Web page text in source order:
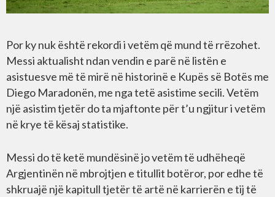
Por ky nuk është rekordi i vetëm që mund të rrëzohet.
Messi aktualisht ndan vendin e parë në listën e
asistuesve më të mirë në historinë e Kupës së Botës me
Diego Maradonën, me nga tetë asistime secili. Vetëm
një asistim tjetër do ta mjaftonte për t’u ngjitur i vetëm
në krye të kësaj statistike.
Messi do të ketë mundësinë jo vetëm të udhëheqë
Argjentinën në mbrojtjen e titullit botëror, por edhe të
shkruajë një kapitull tjetër të artë në karrierën e tij të